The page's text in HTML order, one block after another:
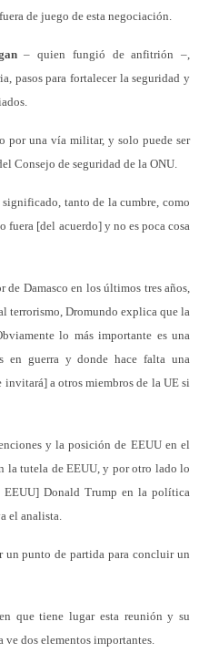
de juego de esta negociación.
– quien fungió de anfitrión –,
pasos para fortalecer la seguridad y
por una vía militar, y solo puede ser
Consejo de seguridad de la ONU.
tanto de la cumbre, como
fuera [del acuerdo] y no es poca cosa
Damasco en los últimos tres años,
terrorismo, Dromundo explica que la
lo más importante es una
en guerra y donde hace falta una
invitará] a otros miembros de la UE si
y la posición de EEUU en el
la tutela de EEUU, y por otro lado lo
EEUU] Donald Trump en la política
el analista.
un punto de partida para concluir un
que tiene lugar esta reunión y su
ve dos elementos importantes.